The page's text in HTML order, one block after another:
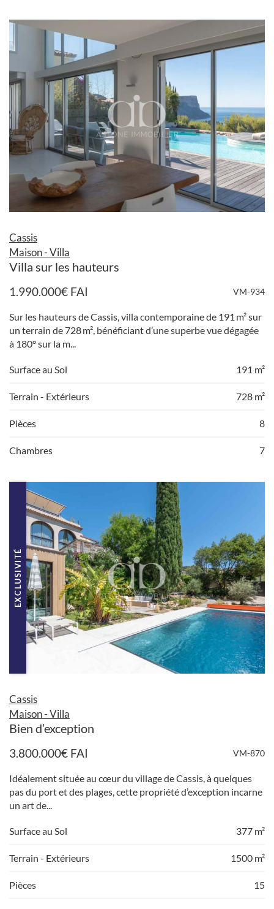
Cassis
Maison - Villa
Villa sur les hauteurs
1.990.000€ FAI VM-934
Sur les hauteurs de Cassis, villa contemporaine de 191 m² sur
un terrain de 728 m², bénéficiant d’une superbe vue dégagée
à 180° sur la m...
Surface au Sol 191 m²
Terrain - Extérieurs 728 m²
Pièces 8
Chambres 7
EXCLUSIVITÉ
Cassis
Maison - Villa
Bien d’exception
3.800.000€ FAI VM-870
Idéalement située au cœur du village de Cassis, à quelques
pas du port et des plages, cette propriété d’exception incarne
un art de...
Surface au Sol 377 m²
Terrain - Extérieurs 1500 m²
Pièces 15